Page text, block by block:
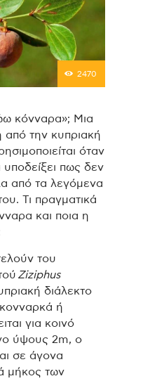
2470
κόνναρα»; Μια
την κυπριακή
όταν
υποδείξει πως δεν
από τα λεγόμενα
Τι πραγματικά
και ποια η
του
Ziziphus
διάλεκτο
ή
για κοινό
ύψους 2m, ο
σε άγονα
μήκος των